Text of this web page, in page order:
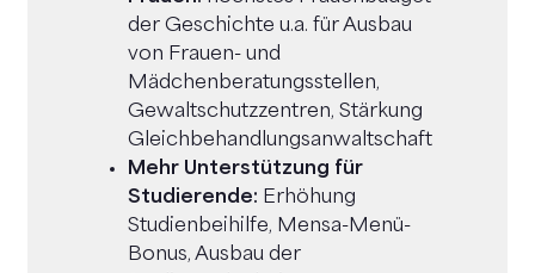
der Geschichte u.a. für Ausbau
von Frauen- und
Mädchenberatungsstellen,
Gewaltschutzzentren, Stärkung
Gleichbehandlungsanwaltschaft
Mehr Unterstützung für
Studierende: Erhöhung
Studienbeihilfe, Mensa-Menü-
Bonus, Ausbau der